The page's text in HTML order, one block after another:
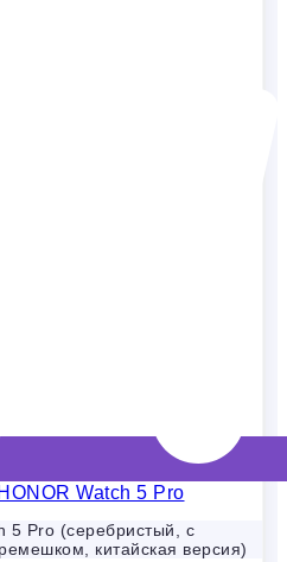
5 Pro (серебристый, с
китайская версия)